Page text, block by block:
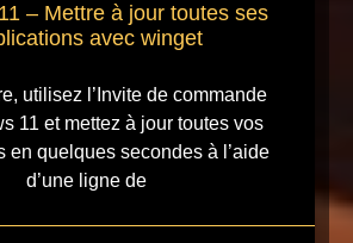
– Mettre à jour toutes ses
avec winget
utilisez l’Invite de commande
11 et mettez à jour toutes vos
en quelques secondes à l’aide
d’une ligne de